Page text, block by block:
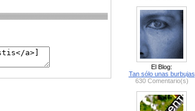
El Blog:
Tan sólo unas burbujas
630 Comentario(s)